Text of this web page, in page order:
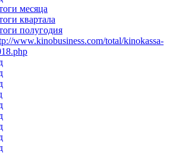
месяца
квартала
полугодия
www.kinobusiness.com/total/kinokassa-